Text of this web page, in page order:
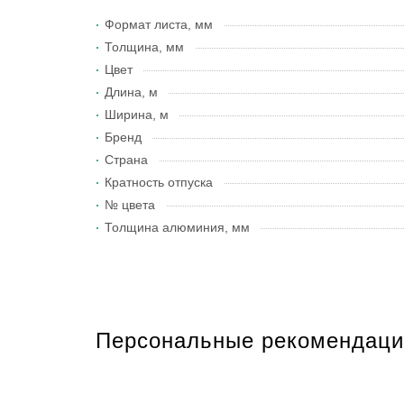
Формат листа, мм
Толщина, мм
Цвет
Длина, м
Ширина, м
Бренд
Страна
Кратность отпуска
№ цвета
Толщина алюминия, мм
Персональные